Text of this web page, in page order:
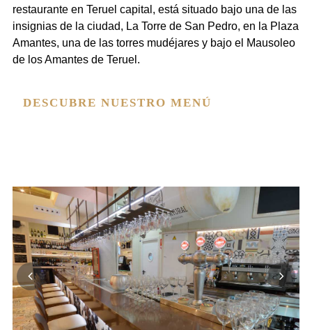
restaurante en Teruel capital , está situado bajo una de las
insignias de la ciudad, La Torre de San Pedro, en la Plaza
Amantes, una de las torres mudéjares y bajo el Mausoleo
de los Amantes de Teruel .
DESCUBRE NUESTRO MENÚ